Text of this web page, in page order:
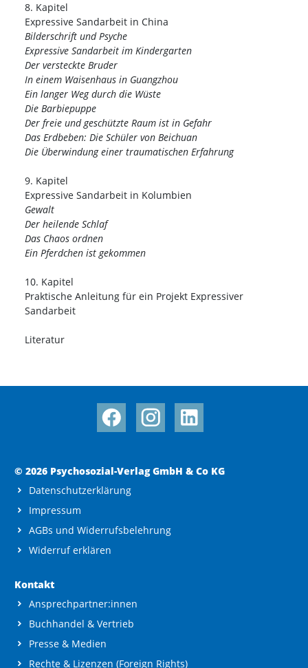
8. Kapitel
Expressive Sandarbeit in China
Bilderschrift und Psyche
Expressive Sandarbeit im Kindergarten
Der versteckte Bruder
In einem Waisenhaus in Guangzhou
Ein langer Weg durch die Wüste
Die Barbiepuppe
Der freie und geschützte Raum ist in Gefahr
Das Erdbeben: Die Schüler von Beichuan
Die Überwindung einer traumatischen Erfahrung
9. Kapitel
Expressive Sandarbeit in Kolumbien
Gewalt
Der heilende Schlaf
Das Chaos ordnen
Ein Pferdchen ist gekommen
10. Kapitel
Praktische Anleitung für ein Projekt Expressiver
Sandarbeit
Literatur
© 2026 Psychosozial-Verlag GmbH & Co KG
Datenschutzerklärung
Impressum
AGBs und Widerrufsbelehrung
Widerruf erklären
Kontakt
Ansprechpartner:innen
Buchhandel & Vertrieb
Presse & Medien
Rechte & Lizenzen (Foreign Rights)